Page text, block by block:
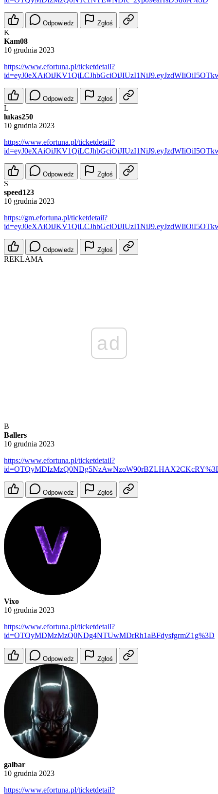
Odpowiedz Zgłoś
K
Kam08
10 grudnia 2023
https://www.efortuna.pl/ticketdetail?
Odpowiedz Zgłoś
L
lukas250
10 grudnia 2023
https://www.efortuna.pl/ticketdetail?
Odpowiedz Zgłoś
S
speed123
10 grudnia 2023
https://gm.efortuna.pl/ticketdetail?
Odpowiedz Zgłoś
REKLAMA
ad
B
Ballers
10 grudnia 2023
https://www.efortuna.pl/ticketdetail?
Odpowiedz Zgłoś
Vixo
10 grudnia 2023
https://www.efortuna.pl/ticketdetail?
id=OTQyMDMzMzQ0NDg4NTUwMDrRh1aBFdysfgrmZ1g%3D
Odpowiedz Zgłoś
galbar
10 grudnia 2023
https://www.efortuna.pl/ticketdetail?